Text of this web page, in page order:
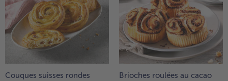
Couques suisses rondes Brioches roulées au cacao